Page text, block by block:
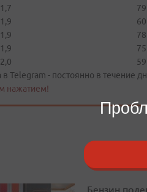
1,7
1,9
1,9
1,9
2,0
Telegram - постоянно в течение
нажатием!